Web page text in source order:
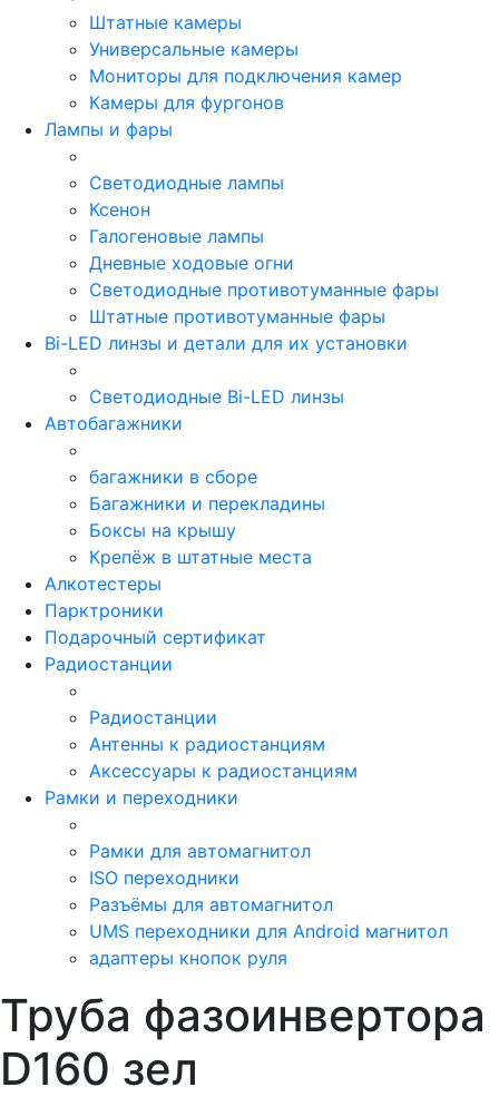
Штатные камеры
Универсальные камеры
Мониторы для подключения камер
Камеры для фургонов
Лампы и фары
Светодиодные лампы
Ксенон
Галогеновые лампы
Дневные ходовые огни
Светодиодные противотуманные фары
Штатные противотуманные фары
Bi-LED линзы и детали для их установки
Светодиодные Bi-LED линзы
Автобагажники
багажники в сборе
Багажники и перекладины
Боксы на крышу
Крепёж в штатные места
Алкотестеры
Парктроники
Подарочный сертификат
Радиостанции
Радиостанции
Антенны к радиостанциям
Аксессуары к радиостанциям
Рамки и переходники
Рамки для автомагнитол
ISO переходники
Разъёмы для автомагнитол
UMS переходники для Android магнитол
адаптеры кнопок руля
Труба фазоинвертора
D160 зел